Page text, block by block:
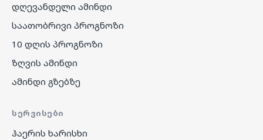
დღევანდელი ამინდი
საათობრივი პროგნოზი
10 დღის პროგნოზი
ზღვის ამინდი
ამინდი გზებზე
ᲡᲔᲠᲕᲘᲡᲔᲑᲘ
ჰაერის ხარისხი